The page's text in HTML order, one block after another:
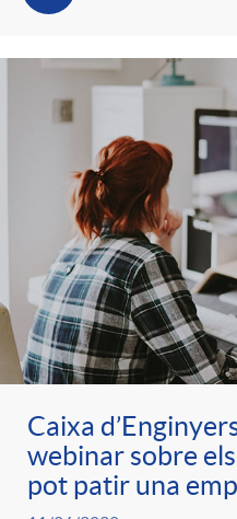
Caixa
webinar sobre
pot patir una